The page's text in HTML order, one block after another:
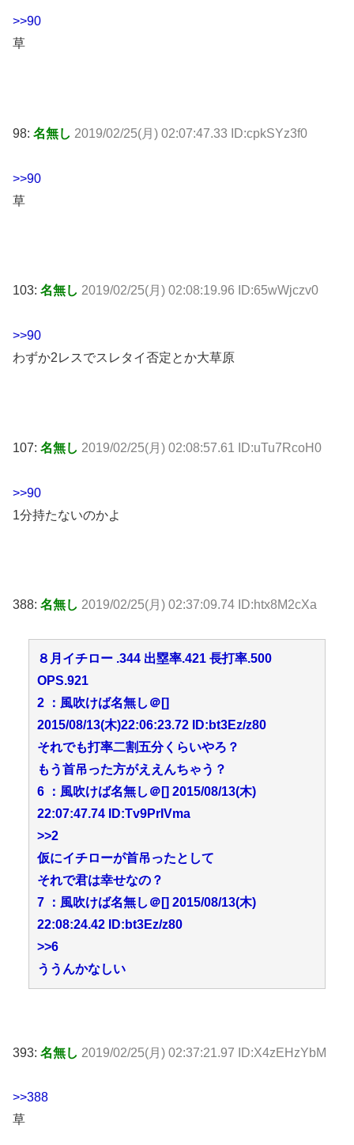
>>90
草
98: 名無し 2019/02/25(月) 02:07:47.33 ID:cpkSYz3f0
>>90
草
103: 名無し 2019/02/25(月) 02:08:19.96 ID:65wWjczv0
>>90
わずか2レスでスレタイ否定とか大草原
107: 名無し 2019/02/25(月) 02:08:57.61 ID:uTu7RcoH0
>>90
1分持たないのかよ
388: 名無し 2019/02/25(月) 02:37:09.74 ID:htx8M2cXa
８月イチロー .344 出塁率.421 長打率.500
OPS.921
2 ：風吹けば名無し＠[]
2015/08/13(木)22:06:23.72 ID:bt3Ez/z80
それでも打率二割五分くらいやろ？
もう首吊った方がええんちゃう？
6 ：風吹けば名無し＠[] 2015/08/13(木)
22:07:47.74 ID:Tv9PrIVma
>>2
仮にイチローが首吊ったとして
それで君は幸せなの？
7 ：風吹けば名無し＠[] 2015/08/13(木)
22:08:24.42 ID:bt3Ez/z80
>>6
ううんかなしい
393: 名無し 2019/02/25(月) 02:37:21.97 ID:X4zEHzYbM
>>388
草